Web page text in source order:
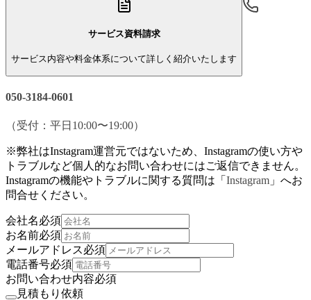
サービス資料請求
サービス内容や料金体系について詳しく紹介いたします
050-3184-0601
（受付：平日10:00〜19:00）
※弊社はInstagram運営元ではないため、Instagramの使い方や
トラブルなど個人的なお問い合わせにはご返信できません。
Instagramの機能やトラブルに関する質問は「 Instagram 」へお
問合せください。
会社名必須
お名前必須
メールアドレス必須
電話番号必須
お問い合わせ内容必須
見積もり依頼